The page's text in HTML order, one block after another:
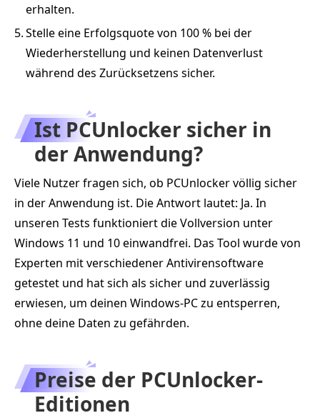
erhalten.
5.Stelle eine Erfolgsquote von 100 % bei der
Wiederherstellung und keinen Datenverlust
während des Zurücksetzens sicher.
Ist PCUnlocker sicher in
der Anwendung?
Viele Nutzer fragen sich, ob PCUnlocker völlig sicher
in der Anwendung ist. Die Antwort lautet: Ja. In
unseren Tests funktioniert die Vollversion unter
Windows 11 und 10 einwandfrei. Das Tool wurde von
Experten mit verschiedener Antivirensoftware
getestet und hat sich als sicher und zuverlässig
erwiesen, um deinen Windows-PC zu entsperren,
ohne deine Daten zu gefährden.
Preise der PCUnlocker-
Editionen